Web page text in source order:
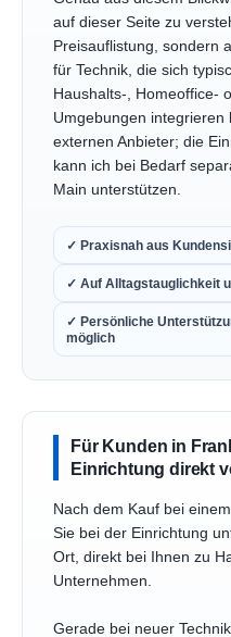
auf dieser Seite zu
Preisauflistung, sondern
für Technik, die sich
Haushalts-, Homeoffice-
Umgebungen integrieren
externen Anbieter; die
kann ich bei Bedarf
Main unterstützen.
✓ Praxisnah aus
✓ Auf Alltagstauglichkeit
✓ Persönliche
möglich
Für Kunden in
Einrichtung direkt
Nach dem Kauf bei
Sie bei der Einrichtung
Ort, direkt bei Ihnen zu
Unternehmen.
Gerade bei neuer